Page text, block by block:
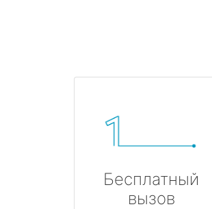
Бесплатный
вызов